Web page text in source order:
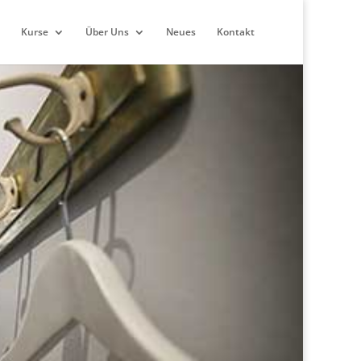
Kurse Über Uns Neues Kontakt